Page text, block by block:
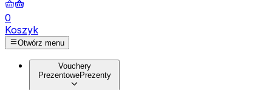
0
Koszyk
Otwórz menu
Vouchery
PrezentowePrezenty